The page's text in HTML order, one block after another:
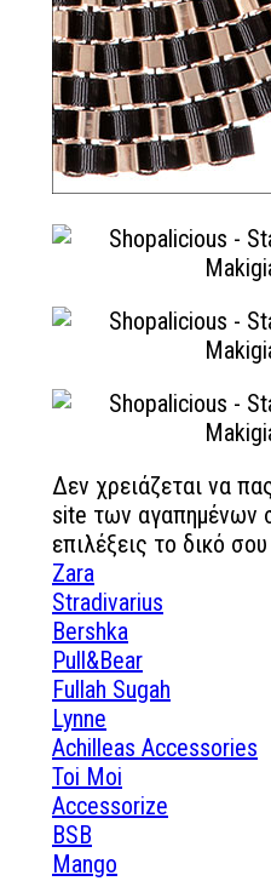
Δεν χρειάζεται να
site των αγαπημένων
επιλέξεις το δικό
Zara
Stradivarius
Bershka
Pull&Bear
Fullah Sugah
Lynne
Achilleas Accessories
Toi Moi
Accessorize
BSB
Mango